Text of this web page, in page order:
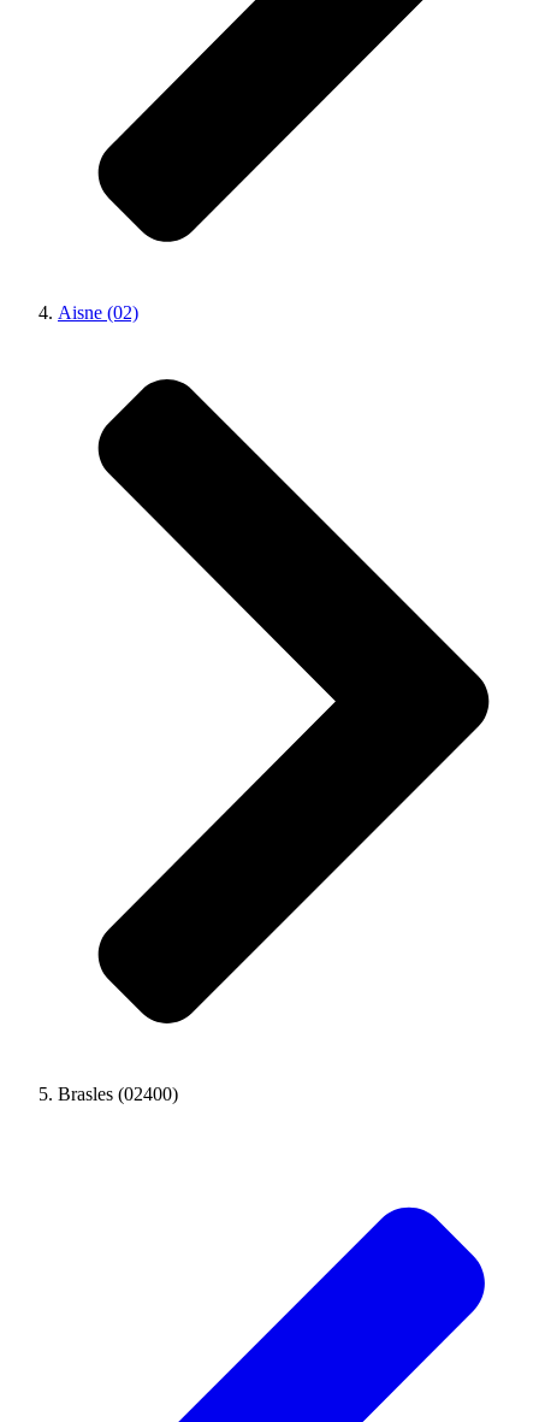
Aisne (02)
Brasles (02400)